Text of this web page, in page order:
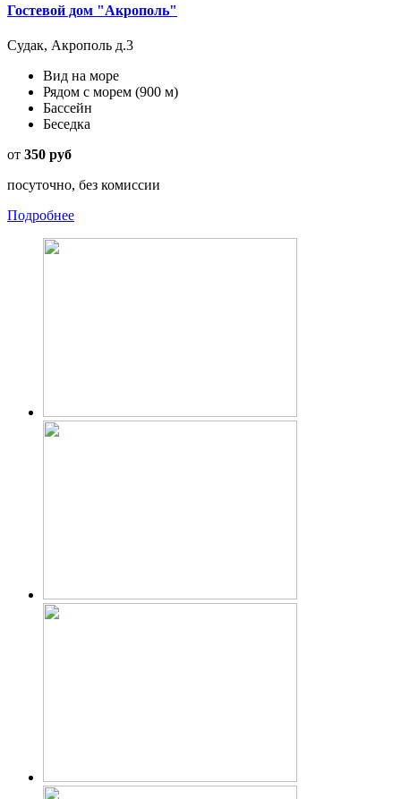
Гостевой дом "Акрополь"
Судак, Акрополь д.3
Вид на море
Рядом с морем (900 м)
Бассейн
Беседка
от 350 руб
посуточно, без комиссии
Подробнее